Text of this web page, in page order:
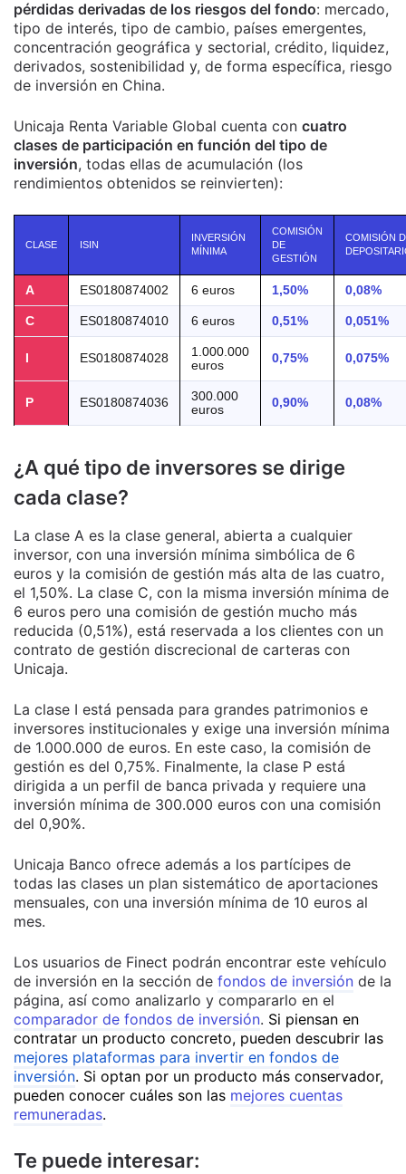
pérdidas derivadas de los riesgos del fondo: mercado,
tipo de interés, tipo de cambio, países emergentes,
concentración geográfica y sectorial, crédito, liquidez,
derivados, sostenibilidad y, de forma específica, riesgo
de inversión en China.
Unicaja Renta Variable Global cuenta con cuatro
clases de participación en función del tipo de
inversión, todas ellas de acumulación (los
rendimientos obtenidos se reinvierten):
CLASE ISIN
INVERSIÓN
MÍNIMA
COMISIÓN
DE
GESTIÓN
COMISIÓN
A ES0180874002 6 euros 1,50% 0,08%
C ES0180874010 6 euros 0,51% 0,051%
I ES0180874028
1.000.000
euros
0,75% 0,075%
P ES0180874036
300.000
euros
0,90% 0,08%
¿A qué tipo de inversores se dirige
cada clase?
La clase A es la clase general, abierta a cualquier
inversor, con una inversión mínima simbólica de 6
euros y la comisión de gestión más alta de las cuatro,
el 1,50%. La clase C, con la misma inversión mínima de
6 euros pero una comisión de gestión mucho más
reducida (0,51%), está reservada a los clientes con un
contrato de gestión discrecional de carteras con
Unicaja.
La clase I está pensada para grandes patrimonios e
inversores institucionales y exige una inversión mínima
de 1.000.000 de euros. En este caso, la comisión de
gestión es del 0,75%. Finalmente, la clase P está
dirigida a un perfil de banca privada y requiere una
inversión mínima de 300.000 euros con una comisión
del 0,90%.
Unicaja Banco ofrece además a los partícipes de
todas las clases un plan sistemático de aportaciones
mensuales, con una inversión mínima de 10 euros al
mes.
Los usuarios de Finect podrán encontrar este vehículo
de inversión en la sección de fondos de inversión de la
página, así como analizarlo y compararlo en el
comparador de fondos de inversión. Si piensan en
contratar un producto concreto, pueden descubrir las
mejores plataformas para invertir en fondos de
inversión. Si optan por un producto más conservador,
pueden conocer cuáles son las mejores cuentas
remuneradas.
Te puede interesar: